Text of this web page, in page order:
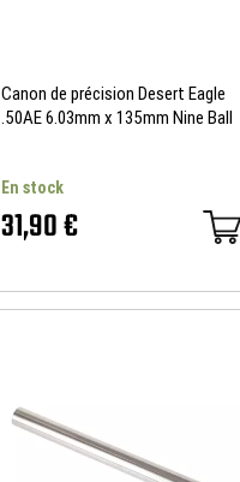
Canon de précision Desert Eagle
.50AE 6.03mm x 135mm Nine Ball
En stock
31,90 €